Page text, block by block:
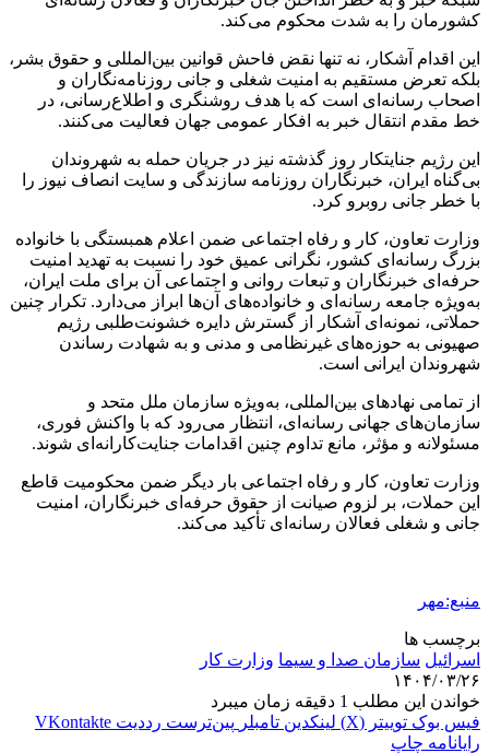
کشورمان را به شدت محکوم می‌کند.
این اقدام آشکار، نه تنها نقض فاحش قوانین بین‌المللی و حقوق بشر،
بلکه تعرض مستقیم به امنیت شغلی و جانی روزنامه‌نگاران و
اصحاب رسانه‌ای است که با هدف روشنگری و اطلاع‌رسانی، در
خط مقدم انتقال خبر به افکار عمومی جهان فعالیت می‌کنند.
این رژیم جنایتکار روز گذشته نیز در جریان حمله به شهروندان
بی‌گناه ایران، خبرنگاران روزنامه سازندگی و سایت انصاف نیوز را
با خطر جانی روبرو کرد.
وزارت تعاون، کار و رفاه اجتماعی ضمن اعلام همبستگی با خانواده
بزرگ رسانه‌ای کشور، نگرانی عمیق خود را نسبت به تهدید امنیت
حرفه‌ای خبرنگاران و تبعات روانی و اجتماعی آن برای ملت ایران،
به‌ویژه جامعه رسانه‌ای و خانواده‌های آن‌ها ابراز می‌دارد. تکرار چنین
حملاتی، نمونه‌ای آشکار از گسترش دایره خشونت‌طلبی رژیم
صهیونی به حوزه‌های غیرنظامی و مدنی و به شهادت رساندن
شهروندان ایرانی است.
از تمامی نهادهای بین‌المللی، به‌ویژه سازمان ملل متحد و
سازمان‌های جهانی رسانه‌ای، انتظار می‌رود که با واکنش فوری،
مسئولانه و مؤثر، مانع تداوم چنین اقدامات جنایت‌کارانه‌ای شوند.
وزارت تعاون، کار و رفاه اجتماعی بار دیگر ضمن محکومیت قاطع
این حملات، بر لزوم صیانت از حقوق حرفه‌ای خبرنگاران، امنیت
جانی و شغلی فعالان رسانه‌ای تأکید می‌کند.
منبع:مهر
برچسب ها
اسرائیل سازمان صدا و سیما وزارت کار
۱۴۰۴/۰۳/۲۶
خواندن این مطلب 1 دقیقه زمان میبرد
فیس بوک توییتر (X) لینکدین ‫تامبلر ‫پین‌ترست ‫رددیت ‫VKontakte
رایانامه چاپ